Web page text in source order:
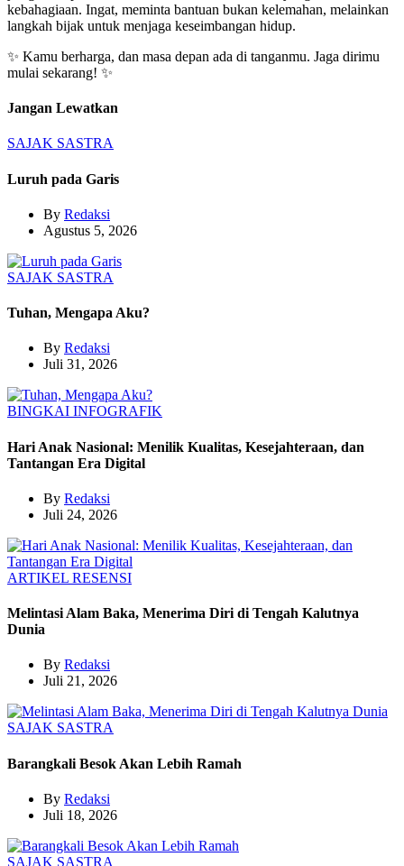
kebahagiaan. Ingat, meminta bantuan bukan kelemahan, melainkan
langkah bijak untuk menjaga keseimbangan hidup.
✨ Kamu berharga, dan masa depan ada di tanganmu. Jaga dirimu
mulai sekarang! ✨
Jangan Lewatkan
SAJAK SASTRA
Luruh pada Garis
By Redaksi
Agustus 5, 2026
SAJAK SASTRA
Tuhan, Mengapa Aku?
By Redaksi
Juli 31, 2026
BINGKAI INFOGRAFIK
Hari Anak Nasional: Menilik Kualitas, Kesejahteraan, dan
Tantangan Era Digital
By Redaksi
Juli 24, 2026
ARTIKEL RESENSI
Melintasi Alam Baka, Menerima Diri di Tengah Kalutnya
Dunia
By Redaksi
Juli 21, 2026
SAJAK SASTRA
Barangkali Besok Akan Lebih Ramah
By Redaksi
Juli 18, 2026
SAJAK SASTRA